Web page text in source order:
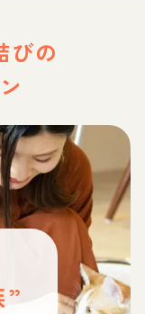
びの